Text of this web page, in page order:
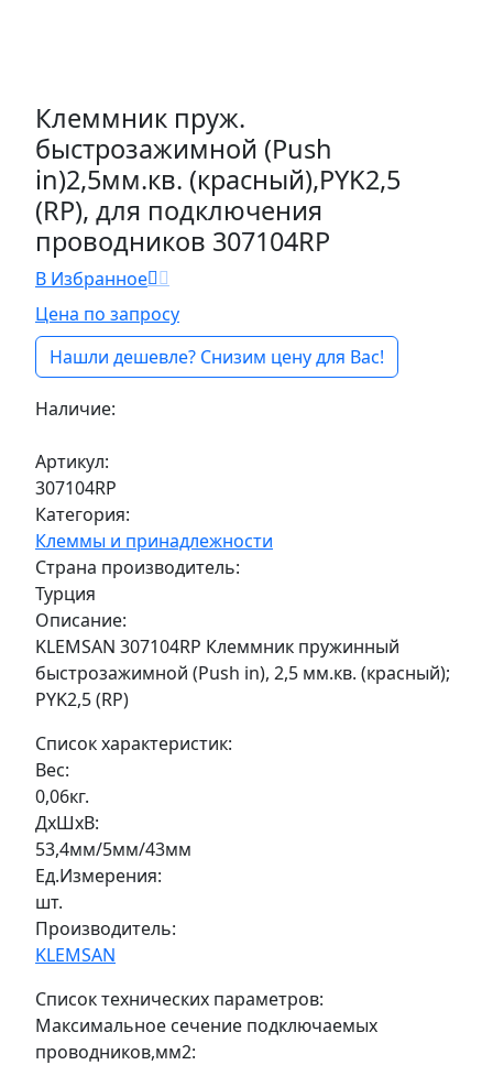
Клеммник пруж.
быстрозажимной (Push
in)2,5мм.кв. (красный),PYK2,5
(RP), для подключения
проводников 307104RP
В Избранное
Цена по запросу
Нашли дешевле? Снизим цену для Вас!
Наличие:
Артикул:
307104RP
Категория:
Клеммы и принадлежности
Страна производитель:
Турция
Описание:
KLEMSAN 307104RP Клеммник пружинный
быстрозажимной (Push in), 2,5 мм.кв. (красный);
PYK2,5 (RP)
Список характеристик:
Вес:
0,06кг.
ДxШxВ:
53,4мм/5мм/43мм
Ед.Измерения:
шт.
Производитель:
KLEMSAN
Список технических параметров:
Максимальное сечение подключаемых
проводников,мм2: